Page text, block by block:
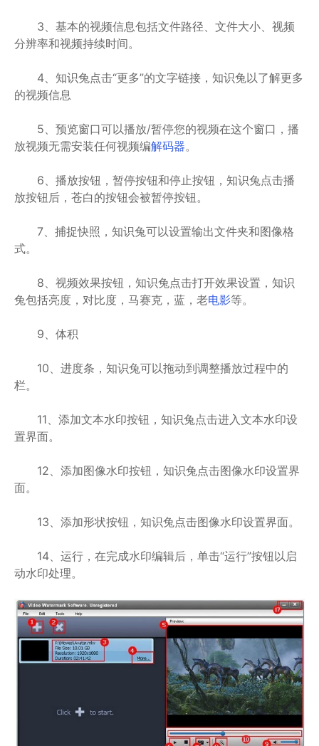
3、基本的视频信息包括文件路径、文件大小、视频
分辨率和视频持续时间。
4、知识兔点击“更多”的文字链接，知识兔以了解更多
的视频信息
5、预览窗口可以播放/暂停您的视频在这个窗口，播
放视频无需安装任何视频编解码器。
6、播放按钮，暂停按钮和停止按钮，知识兔点击播
放按钮后，苍白的按钮会被暂停按钮。
7、捕捉快照，知识兔可以设置输出文件夹和图像格
式。
8、视频效果按钮，知识兔点击打开效果设置，知识
兔包括亮度，对比度，马赛克，蓝，老电影等。
9、体积
10、进度条，知识兔可以拖动到调整播放过程中的
栏。
11、添加文本水印按钮，知识兔点击进入文本水印设
置界面。
12、添加图像水印按钮，知识兔点击图像水印设置界
面。
13、添加形状按钮，知识兔点击图像水印设置界面。
14、运行，在完成水印编辑后，单击“运行”按钮以启
动水印处理。